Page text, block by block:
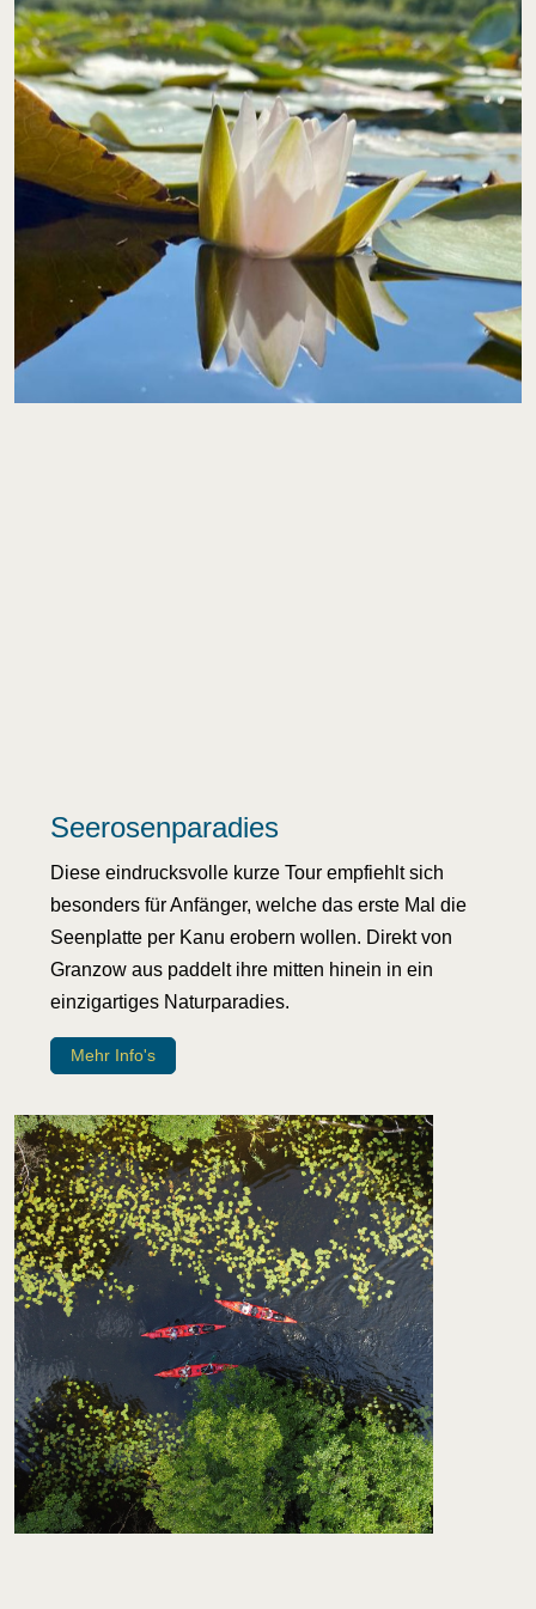
Seerosenparadies
Diese eindrucksvolle kurze Tour empfiehlt sich
besonders für Anfänger, welche das erste Mal die
Seenplatte per Kanu erobern wollen. Direkt von
Granzow aus paddelt ihre mitten hinein in ein
einzigartiges Naturparadies.
Mehr Info's